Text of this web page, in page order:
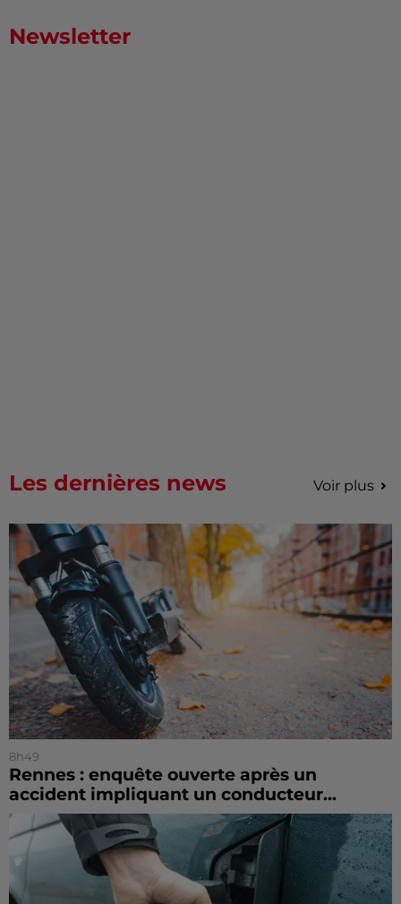
Newsletter
Les dernières news Voir plus
8h49
Rennes : enquête ouverte après un
accident impliquant un conducteur...